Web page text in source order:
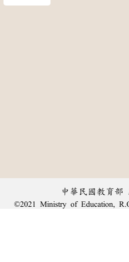
中華民國教育部
©2021 Ministry of Education,